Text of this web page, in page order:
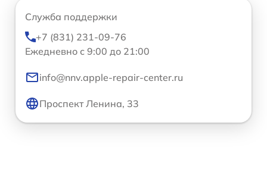
Служба поддержки
+7 (831) 231-09-76
Ежедневно с 9:00 до 21:00
info@nnv.apple-repair-center.ru
Проспект Ленина, 33